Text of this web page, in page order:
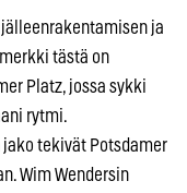
ja
tästä on
Platz, jossa sykki
rytmi.
tekivät Potsdamer
Wim Wendersin